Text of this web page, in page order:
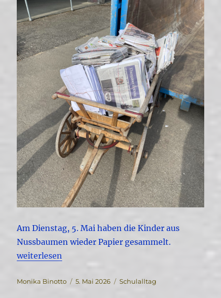
Am Dienstag, 5. Mai haben die Kinder aus
Nussbaumen wieder Papier gesammelt.
„Papiersammlung der Primarschule Nussbaumen“
weiterlesen
Autor
Monika Binotto
Veröffentlicht
5. Mai 2026 Kategorien
Schulalltag